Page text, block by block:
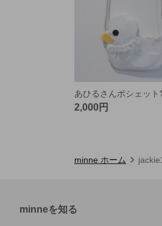
あひるさんポシェット
2,000円
minne ホーム
minneを知る